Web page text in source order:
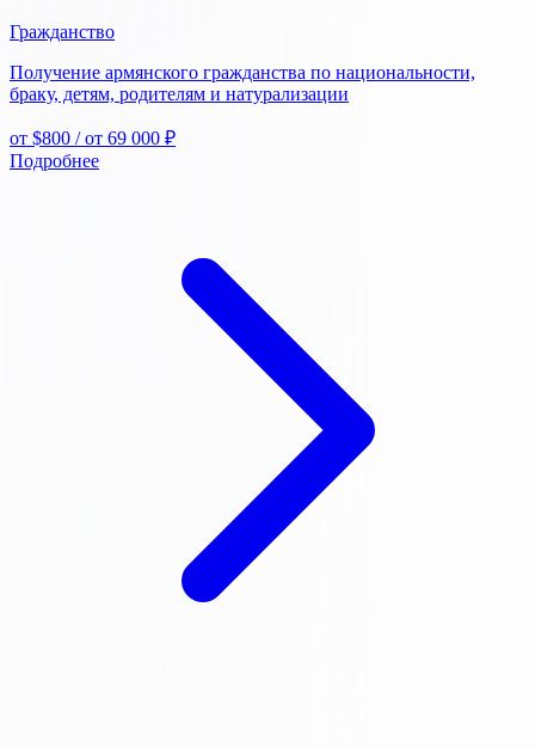
Гражданство
Получение армянского гражданства по национальности,
браку, детям, родителям и натурализации
от $800 / от 69 000 ₽
Подробнее